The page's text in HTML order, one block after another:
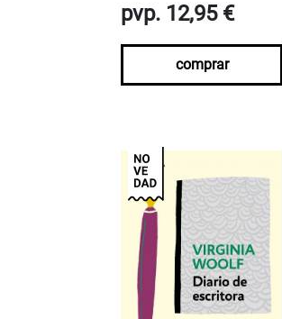
pvp. 12,95 €
comprar